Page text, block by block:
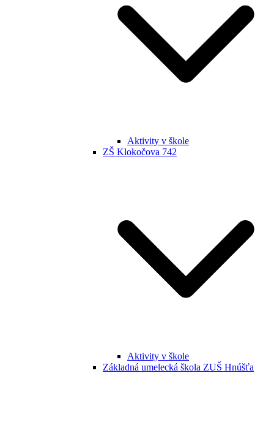
Aktivity v škole
ZŠ Klokočova 742
Aktivity v škole
Základná umelecká škola ZUŠ Hnúšťa